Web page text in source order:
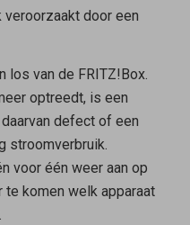
door een
los van de FRITZ!Box.
optreedt, is een
defect of een
stroomverbruik.
voor één weer aan op
te komen welk apparaat